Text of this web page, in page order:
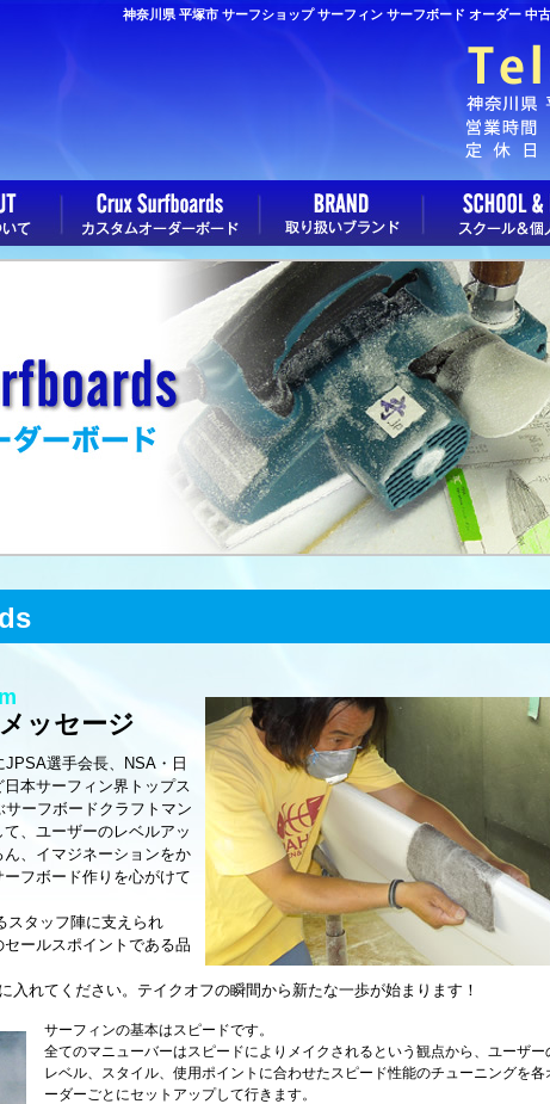
神奈川県 平塚市 サーフショップ サーフィン サーフボード オーダー 中
ッセージ
選手会長、NSA・日
本サーフィン界トップス
ーフボードクラフトマン
、ユーザーのレベルアッ
、イマジネーションをか
フボード作りを心がけて
スタッフ陣に支えられ
ールスポイントである品
入れてください。テイクオフの瞬間から新たな一歩が始まります！
サーフィンの基本はスピードです。
全てのマニューバーはスピードによりメイクされるという観点から、ユーザー
レベル、スタイル、使用ポイントに合わせたスピード性能のチューニングを各
ーダーごとにセットアップして行きます。